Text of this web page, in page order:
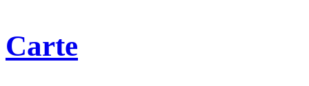
Carte